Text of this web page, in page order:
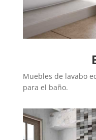
Muebles de lavabo
para el baño.